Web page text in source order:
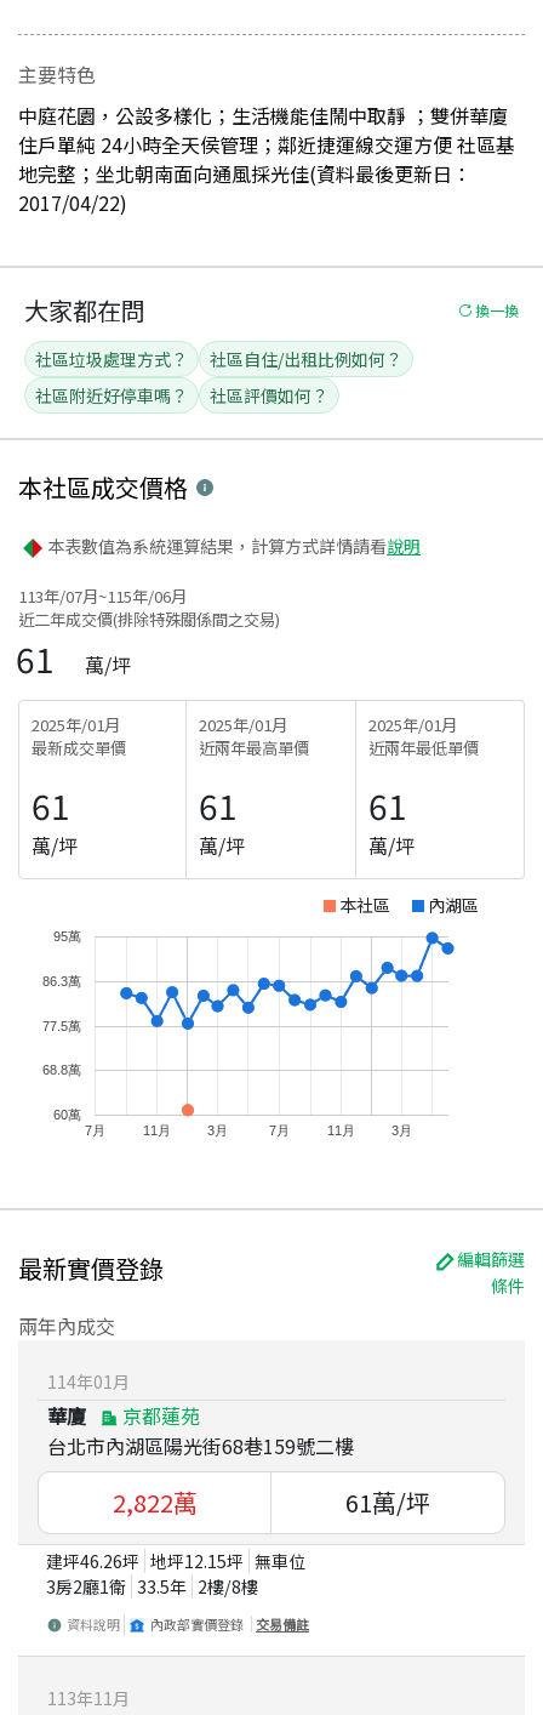
主要特色
中庭花園，公設多樣化；生活機能佳鬧中取靜 ；雙併華廈
住戶單純 24小時全天侯管理；鄰近捷運線交運方便 社區基
地完整；坐北朝南面向通風採光佳(資料最後更新日：
2017/04/22)
大家都在問 換一換
社區垃圾處理方式？
社區自住/出租比例如何？
社區附近好停車嗎？
社區評價如何？
本社區成交價格
本表數值為系統運算結果，計算方式詳情請看說明
113年/07月~115年/06月
近二年成交價(排除特殊關係間之交易)
61 萬/坪
2025年/01月
最新成交單價
61
萬/坪
2025年/01月
近兩年最高單價
61
萬/坪
2025年/01月
近兩年最低單價
61
萬/坪
本社區 內湖區
7月 11月 3月 7月 11月 3月
60萬
68.8萬
77.5萬
86.3萬
95萬
最新實價登錄
編輯篩選
條件
兩年內成交
114年01 月
華廈
京都蓮苑
台北市內湖區陽光街68巷159號二樓
2,822萬 61萬/坪
建坪46.26坪 地坪12.15坪 無車位
3房2廳1衛 33.5年 2樓/8樓
資料說明 內政部實價登錄 交易備註
113年11 月